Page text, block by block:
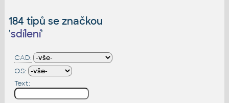
184 tipů se značkou
'sdílení'
CAD:
OS:
Text: